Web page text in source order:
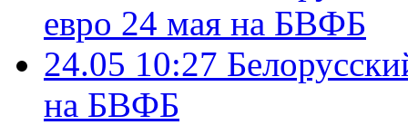
евро 24 мая на БВФБ
24.05 10:27
на БВФБ